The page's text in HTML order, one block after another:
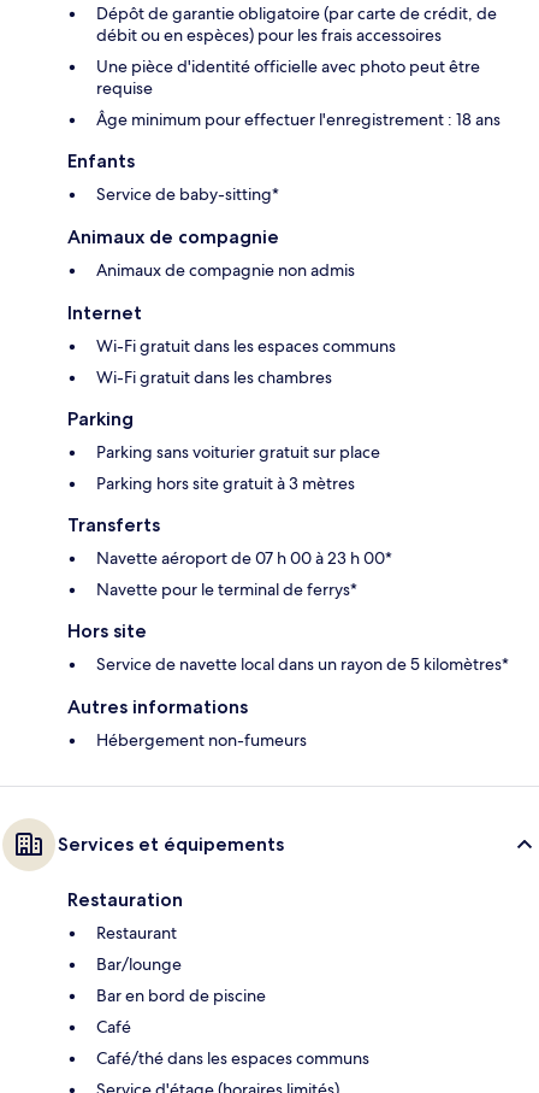
Dépôt de garantie obligatoire (par carte de crédit, de
débit ou en espèces) pour les frais accessoires
Une pièce d'identité officielle avec photo peut être
requise
Âge minimum pour effectuer l'enregistrement : 18 ans
Enfants
Service de baby-sitting*
Animaux de compagnie
Animaux de compagnie non admis
Internet
Wi-Fi gratuit dans les espaces communs
Wi-Fi gratuit dans les chambres
Parking
Parking sans voiturier gratuit sur place
Parking hors site gratuit à 3 mètres
Transferts
Navette aéroport de 07 h 00 à 23 h 00*
Navette pour le terminal de ferrys*
Hors site
Service de navette local dans un rayon de 5 kilomètres*
Autres informations
Hébergement non-fumeurs
Services et équipements
Restauration
Restaurant
Bar/lounge
Bar en bord de piscine
Café
Café/thé dans les espaces communs